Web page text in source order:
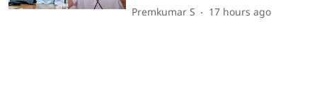
Premkumar S 17 hours ago